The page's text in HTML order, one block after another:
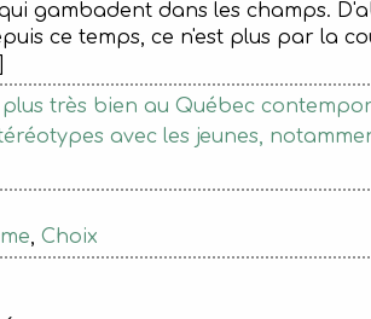
gambadent dans les champs.
ce temps, ce n'est plus par la
très bien au Québec
avec les jeunes,
, Choix